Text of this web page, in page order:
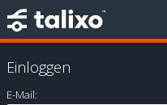
Einloggen
E-Mail: